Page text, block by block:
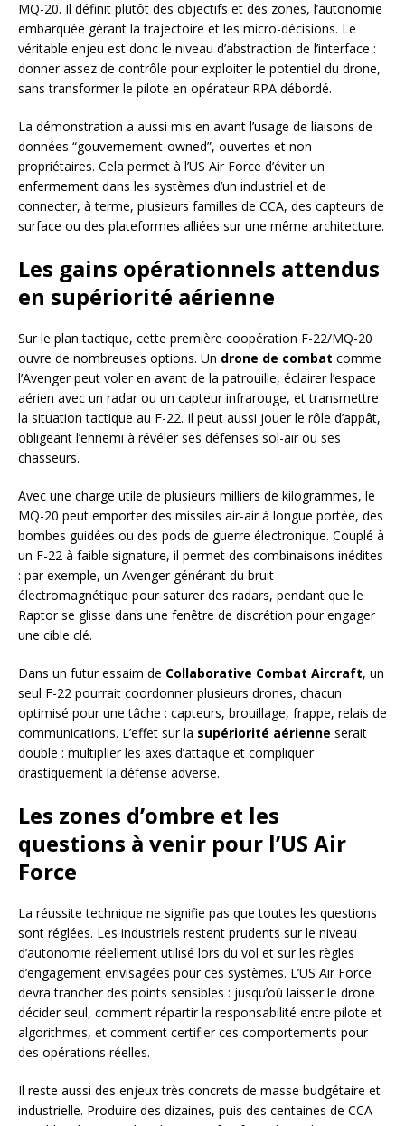
MQ-20. Il définit plutôt des objectifs et des zones, l’autonomie
embarquée gérant la trajectoire et les micro-décisions. Le
véritable enjeu est donc le niveau d’abstraction de l’interface :
donner assez de contrôle pour exploiter le potentiel du drone,
sans transformer le pilote en opérateur RPA débordé.
La démonstration a aussi mis en avant l’usage de liaisons de
données “gouvernement-owned”, ouvertes et non
propriétaires. Cela permet à l’US Air Force d’éviter un
enfermement dans les systèmes d’un industriel et de
connecter, à terme, plusieurs familles de CCA, des capteurs de
surface ou des plateformes alliées sur une même architecture.
Les gains opérationnels attendus
en supériorité aérienne
Sur le plan tactique, cette première coopération F-22/MQ-20
ouvre de nombreuses options. Un drone de combat comme
l’Avenger peut voler en avant de la patrouille, éclairer l’espace
aérien avec un radar ou un capteur infrarouge, et transmettre
la situation tactique au F-22. Il peut aussi jouer le rôle d’appât,
obligeant l’ennemi à révéler ses défenses sol-air ou ses
chasseurs.
Avec une charge utile de plusieurs milliers de kilogrammes, le
MQ-20 peut emporter des missiles air-air à longue portée, des
bombes guidées ou des pods de guerre électronique. Couplé à
un F-22 à faible signature, il permet des combinaisons inédites
: par exemple, un Avenger générant du bruit
électromagnétique pour saturer des radars, pendant que le
Raptor se glisse dans une fenêtre de discrétion pour engager
une cible clé.
Dans un futur essaim de Collaborative Combat Aircraft, un
seul F-22 pourrait coordonner plusieurs drones, chacun
optimisé pour une tâche : capteurs, brouillage, frappe, relais de
communications. L’effet sur la supériorité aérienne serait
double : multiplier les axes d’attaque et compliquer
drastiquement la défense adverse.
Les zones d’ombre et les
questions à venir pour l’US Air
Force
La réussite technique ne signifie pas que toutes les questions
sont réglées. Les industriels restent prudents sur le niveau
d’autonomie réellement utilisé lors du vol et sur les règles
d’engagement envisagées pour ces systèmes. L’US Air Force
devra trancher des points sensibles : jusqu’où laisser le drone
décider seul, comment répartir la responsabilité entre pilote et
algorithmes, et comment certifier ces comportements pour
des opérations réelles.
Il reste aussi des enjeux très concrets de masse budgétaire et
industrielle. Produire des dizaines, puis des centaines de CCA